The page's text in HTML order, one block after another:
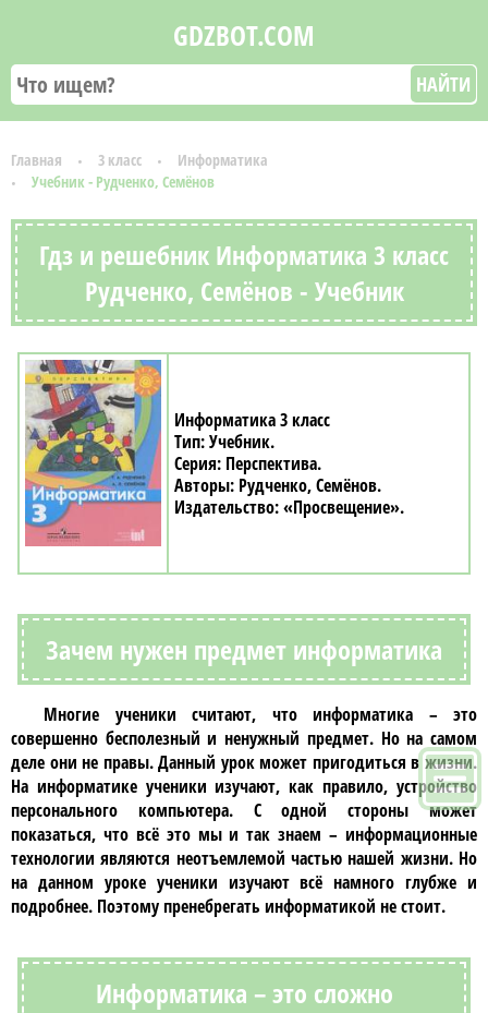
GDZBOT.COM
НАЙТИ
Главная 3 класс
Информатика
Учебник - Рудченко, Семёнов
Гдз и решебник Информатика 3 класс
Рудченко, Семёнов - Учебник
Информатика 3 класс
Учебник
Перспектива
Рудченко, Семёнов
«Просвещение»
Зачем нужен предмет информатика
Многие ученики считают, что информатика – это
совершенно бесполезный и ненужный предмет. Но на самом
деле они не правы. Данный урок может пригодиться в жизни.
На информатике ученики изучают, как правило, устройство
персонального компьютера. С одной стороны может
показаться, что всё это мы и так знаем – информационные
технологии являются неотъемлемой частью нашей жизни. Но
на данном уроке ученики изучают всё намного глубже и
подробнее. Поэтому пренебрегать информатикой не стоит.
Информатика – это сложно